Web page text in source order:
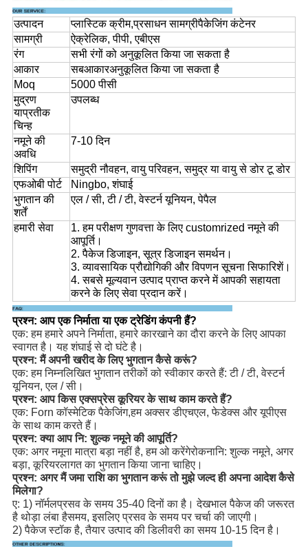
उत्पादन प्लास्टिक क्रीम,प्रसाधन सामग्रीपैकेजिंग कंटेनर
सामग्री
ऐक्रेलिक, पीपी, एबीएस
रंग
सभी रंगों को अनुकूलित किया जा सकता है
आकार
सबआकारअनुकूलित किया जा सकता है
Moq
5000 पीसी
मुद्रण
याप्रतीक
चिन्ह
उपलब्ध
नमूने की
अवधि
7-10 दिन
शिपिंग
समुद्री नौवहन, वायु परिवहन, समुद्र या वायु से डोर टू डोर
एफओबी पोर्ट
Ningbo, शंघाई
भुगतान की
शर्तें
एल / सी, टी / टी, वेस्टर्न यूनियन, पेपैल
हमारी सेवा
1. हम परीक्षण गुणवत्ता के लिए customrized नमूने की
आपूर्ति।
2. पैकेज डिजाइन, सूत्र डिजाइन समर्थन।
3. व्यावसायिक प्रौद्योगिकी और विपणन सूचना सिफारिशें।
4. सबसे मूल्यवान उत्पाद प्राप्त करने में आपकी सहायता
करने के लिए सेवा प्रदान करें।
प्रश्न: आप एक निर्माता या एक ट्रेडिंग कंपनी हैं?
एक: हम हमारे अपने निर्माता, हमारे कारखाने का दौरा करने के लिए आपका
स्वागत है। यह शंघाई से दो घंटे है।
प्रश्न: मैं अपनी खरीद के लिए भुगतान कैसे करूं?
एक: हम निम्नलिखित भुगतान तरीकों को स्वीकार करते हैं: टी / टी, वेस्टर्न
यूनियन, एल / सी।
प्रश्न: आप किस एक्सप्रेस कूरियर के साथ काम करते हैं?
एक: Forn कॉस्मेटिक पैकेजिंग,हम अक्सर डीएचएल, फेडेक्स और यूपीएस
के साथ काम करते हैं।
प्रश्न: क्या आप नि: शुल्क नमूने की आपूर्ति?
एक: अगर नमूना मात्रा बड़ा नहीं है, हम ओ करेंगेरोकनानि: शुल्क नमूने, अगर
बड़ा, कूरियरलागत का भुगतान किया जाना चाहिए।
प्रश्न: अगर मैं जमा राशि का भुगतान करूं तो मुझे जल्द ही अपना आदेश कैसे
मिलेगा?
ए: 1) नॉर्मलप्रसव के समय 35-40 दिनों का है। देखभाल पैकेज की जरूरत
है थोड़ा लंबा हैसमय, इसलिए प्रसव के समय पर चर्चा की जाएगी।
2) पैकेज स्टॉक है, तैयार उत्पाद की डिलीवरी का समय 10-15 दिन है।